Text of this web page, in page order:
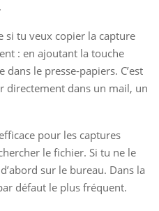
si tu veux copier la capture
: en ajoutant la touche
dans le presse-papiers. C’est
directement dans un mail, un
pour les captures
le fichier. Si tu ne le
sur le bureau. Dans la
défaut le plus fréquent.